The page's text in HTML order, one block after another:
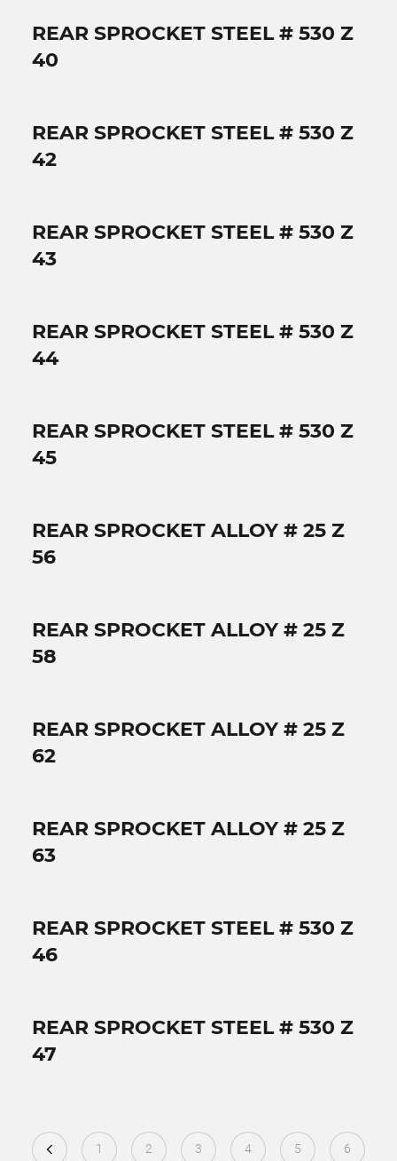
REAR SPROCKET STEEL # 530 Z
40
REAR SPROCKET STEEL # 530 Z
42
REAR SPROCKET STEEL # 530 Z
43
REAR SPROCKET STEEL # 530 Z
44
REAR SPROCKET STEEL # 530 Z
45
REAR SPROCKET ALLOY # 25 Z
56
REAR SPROCKET ALLOY # 25 Z
58
REAR SPROCKET ALLOY # 25 Z
62
REAR SPROCKET ALLOY # 25 Z
63
REAR SPROCKET STEEL # 530 Z
46
REAR SPROCKET STEEL # 530 Z
47
1 2 3 4 5 6